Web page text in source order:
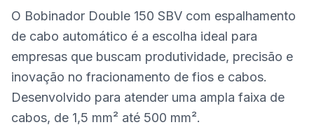
O Bobinador Double 150 SBV com espalhamento
de cabo automático é a escolha ideal para
empresas que buscam produtividade, precisão e
inovação no fracionamento de fios e cabos.
Desenvolvido para atender uma ampla faixa de
cabos, de 1,5 mm² até 500 mm².